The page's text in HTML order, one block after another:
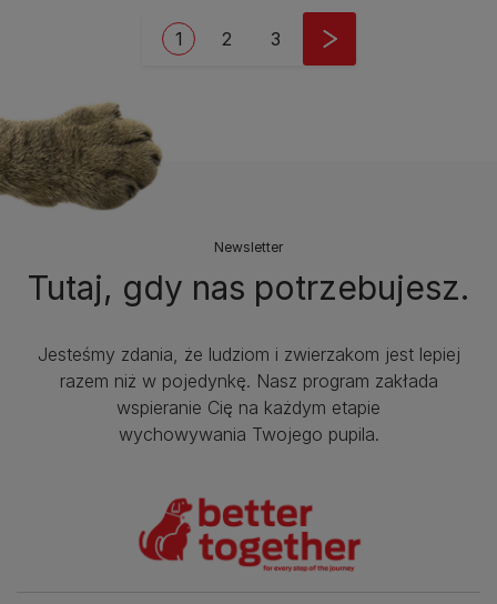
Bieżąca strona
1 Strona
2 Strona
3
Newsletter
Tutaj, gdy nas potrzebujesz.
Jesteśmy zdania, że ludziom i zwierzakom jest lepiej
razem niż w pojedynkę. Nasz program zakłada
wspieranie Cię na każdym etapie
wychowywania Twojego pupila.